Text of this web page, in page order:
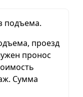
подъема.
проезд
пронос
Сумма